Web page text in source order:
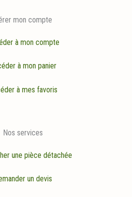
mon compte
à mon compte
à mon panier
à mes favoris
Nos services
une pièce détachée
un devis